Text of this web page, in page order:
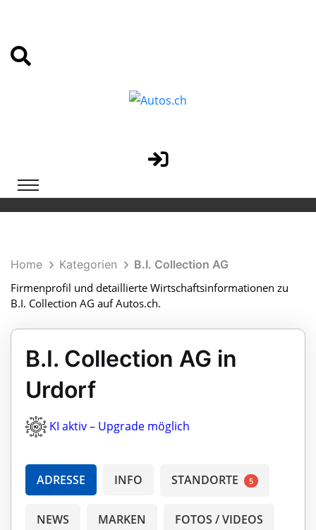
Home Kategorien
B.I. Collection AG
Firmenprofil und detaillierte Wirtschaftsinformationen zu
B.I. Collection AG auf Autos.ch.
B.I. Collection AG in
Urdorf
KI aktiv – Upgrade möglich
ADRESSE INFO STANDORTE 5
NEWS MARKEN FOTOS / VIDEOS